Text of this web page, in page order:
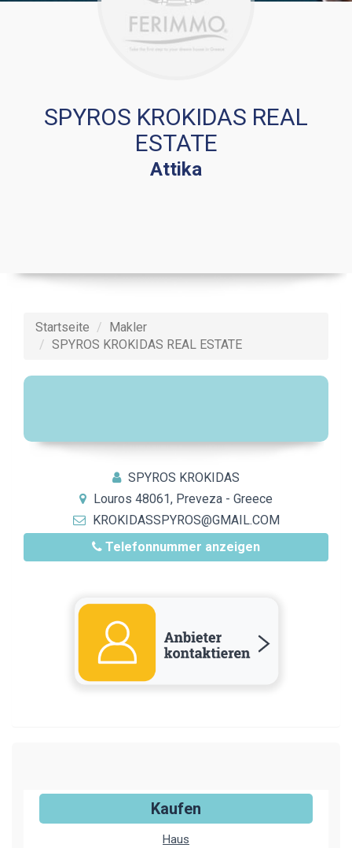
SPYROS KROKIDAS REAL
ESTATE
Attika
Startseite
Makler
SPYROS KROKIDAS REAL ESTATE
SPYROS KROKIDAS
Louros 48061, Preveza - Greece
KROKIDASSPYROS@GMAIL.COM
Telefonnummer anzeigen
Kaufen
Haus